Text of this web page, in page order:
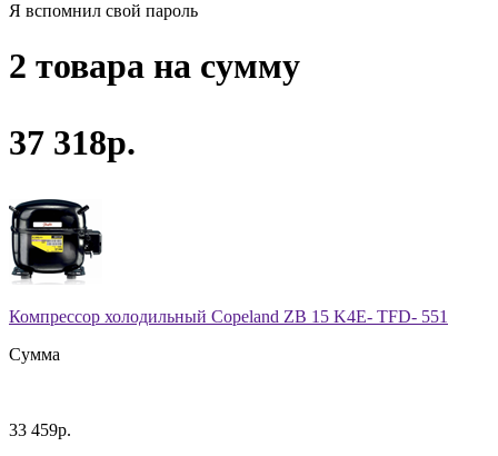
Я вспомнил свой пароль
2 товара на сумму
37 318р.
Компрессор холодильный Copeland ZB 15 K4E- TFD- 551
Сумма
33 459р.